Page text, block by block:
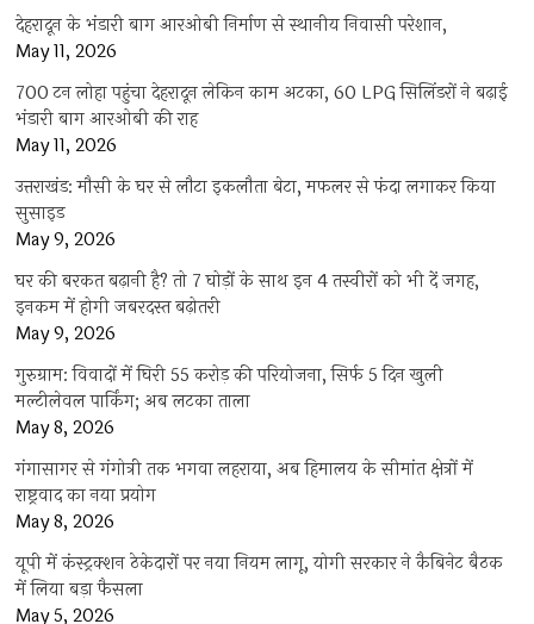
देहरादून के भंडारी बाग आरओबी निर्माण से स्थानीय निवासी परेशान,
May 11, 2026
700 टन लोहा पहुंचा देहरादून लेकिन काम अटका, 60 LPG सिलिंडरों ने बढ़ाई
भंडारी बाग आरओबी की राह
May 11, 2026
उत्तराखंड: मौसी के घर से लौटा इकलौता बेटा, मफलर से फंदा लगाकर किया
सुसाइड
May 9, 2026
घर की बरकत बढ़ानी है? तो 7 घोड़ों के साथ इन 4 तस्वीरों को भी दें जगह,
इनकम में होगी जबरदस्त बढ़ोतरी
May 9, 2026
गुरुग्राम: विवादों में घिरी 55 करोड़ की परियोजना, सिर्फ 5 दिन खुली
मल्टीलेवल पार्किंग; अब लटका ताला
May 8, 2026
गंगासागर से गंगोत्री तक भगवा लहराया, अब हिमालय के सीमांत क्षेत्रों में
राष्ट्रवाद का नया प्रयोग
May 8, 2026
यूपी में कंस्ट्रक्शन ठेकेदारों पर नया नियम लागू, योगी सरकार ने कैबिनेट बैठक
में लिया बड़ा फैसला
May 5, 2026